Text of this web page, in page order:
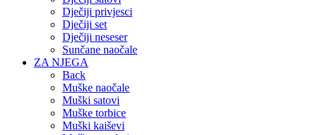
Dječiji privjesci
Dječiji set
Dječiji neseser
Sunčane naočale
ZA NJEGA
Back
Muške naočale
Muški satovi
Muške torbice
Muški kaiševi